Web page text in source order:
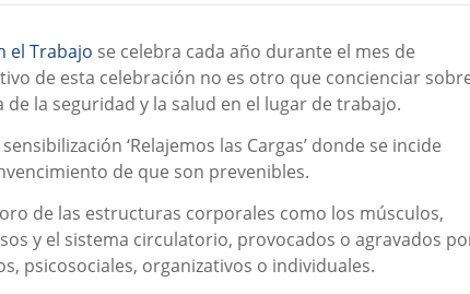
el Trabajo se celebra cada año durante el mes de
de esta celebración no es otro que concienciar
la seguridad y la salud en el lugar de trabajo.
‘Relajemos las Cargas’ donde se incide
de que son prevenibles.
de las estructuras corporales como los músculos,
y el sistema circulatorio, provocados o agravados
psicosociales, organizativos o individuales.